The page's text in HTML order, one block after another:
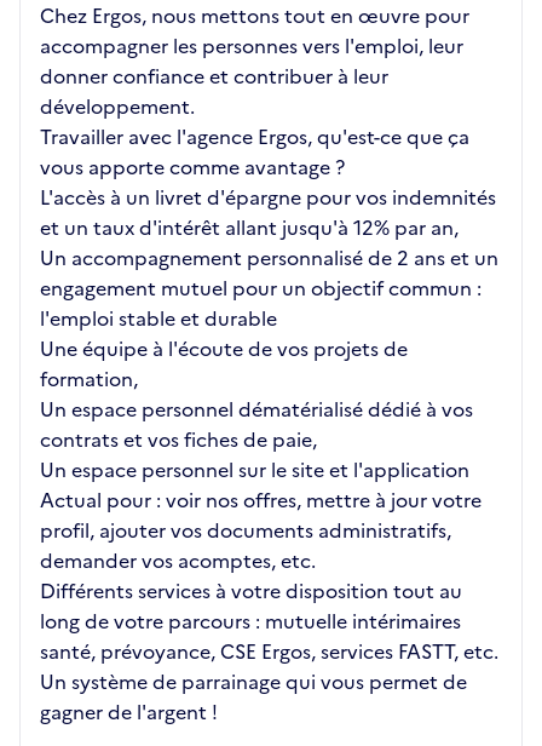
Chez Ergos, nous mettons tout en œuvre pour
accompagner les personnes vers l'emploi, leur
donner confiance et contribuer à leur
développement.
Travailler avec l'agence Ergos, qu'est-ce que ça
vous apporte comme avantage ?
L'accès à un livret d'épargne pour vos indemnités
et un taux d'intérêt allant jusqu'à 12% par an,
Un accompagnement personnalisé de 2 ans et un
engagement mutuel pour un objectif commun :
l'emploi stable et durable
Une équipe à l'écoute de vos projets de
formation,
Un espace personnel dématérialisé dédié à vos
contrats et vos fiches de paie,
Un espace personnel sur le site et l'application
Actual pour : voir nos offres, mettre à jour votre
profil, ajouter vos documents administratifs,
demander vos acomptes, etc.
Différents services à votre disposition tout au
long de votre parcours : mutuelle intérimaires
santé, prévoyance, CSE Ergos, services FASTT, etc.
Un système de parrainage qui vous permet de
gagner de l'argent !